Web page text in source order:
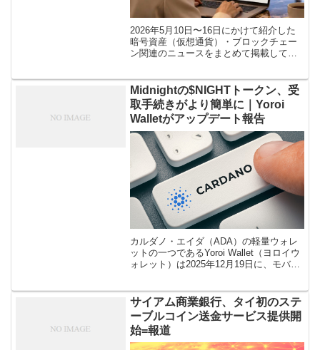
2026年5月10日〜16日にかけて紹介した
暗号資産（仮想通貨）・ブロックチェー
ン関連のニュースをまとめて掲載してい
届けします。 CZ氏「仮想通 […]
Midnightの$NIGHTトークン、受
取手続きがより簡単に｜Yoroi
Walletがアップデート報告
カルダノ・エイダ（ADA）の軽量ウォレ
ットの一つであるYoroi Wallet（ヨロイウ
ォレット）は2025年12月19日に、モバイ
トワークのネイティブトークンである
「$NIGHT」の償還・引き換え
（Redeem）が簡単になったことを発表し
ました。
サイアム商業銀行、タイ初のステ
ーブルコイン送金サービス提供開
始=報道